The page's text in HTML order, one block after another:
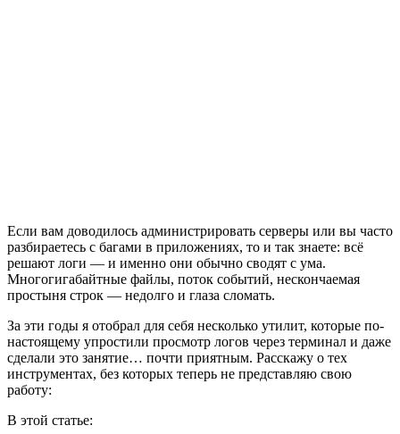
Если вам доводилось администрировать серверы или вы часто
разбираетесь с багами в приложениях, то и так знаете: всё
решают логи — и именно они обычно сводят с ума.
Многогигабайтные файлы, поток событий, нескончаемая
простыня строк — недолго и глаза сломать.
За эти годы я отобрал для себя несколько утилит, которые по-
настоящему упростили просмотр логов через терминал и даже
сделали это занятие… почти приятным. Расскажу о тех
инструментах, без которых теперь не представляю свою
работу:
В этой статье: